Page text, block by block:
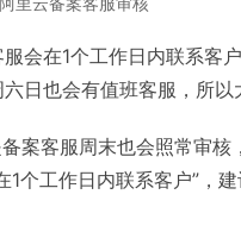
会在1个工作日内联系客
日也会有值班客服，所以
案客服周末也会照常审
1个工作日内联系客户”，